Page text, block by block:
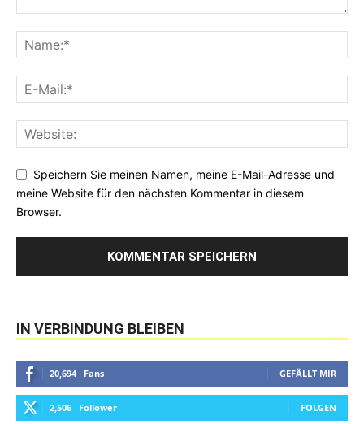
Speichern Sie meinen Namen, meine E-Mail-Adresse und
meine Website für den nächsten Kommentar in diesem
Browser.
IN VERBINDUNG BLEIBEN
20,694 Fans GEFÄLLT MIR
2,506 Follower FOLGEN